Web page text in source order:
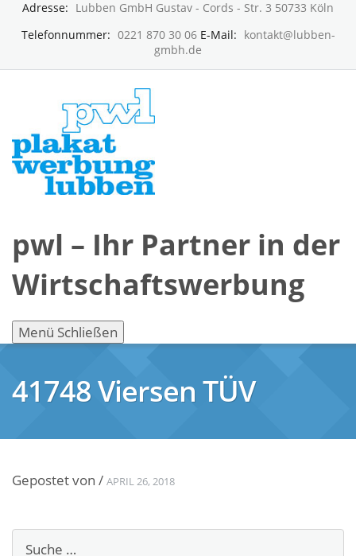
Adresse: Lubben GmbH Gustav - Cords - Str. 3 50733 Köln
Telefonnummer: 0221 870 30 06E-Mail: kontakt@lubben-
gmbh.de
pwl – Ihr Partner in der
Wirtschaftswerbung
Menü Schließen
41748 Viersen TÜV
Gepostet von / APRIL 26, 2018